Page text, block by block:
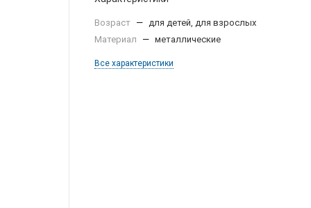
Возраст — для детей, для взрослых
Материал
— металлические
Все характеристики